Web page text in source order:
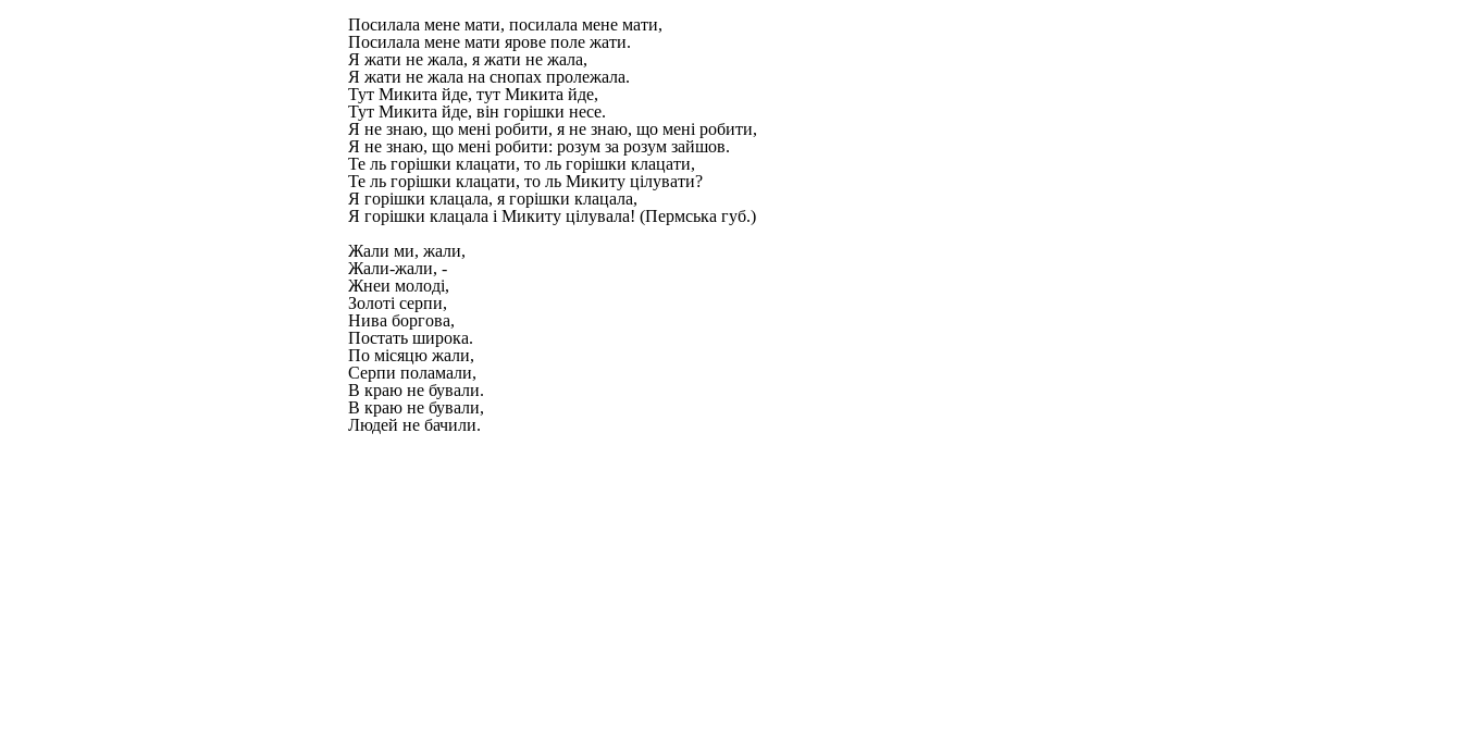
Посилала мене мати, посилала мене мати,
Посилала мене мати ярове поле жати.
Я жати не жала, я жати не жала,
Я жати не жала на снопах пролежала.
Тут Микита йде, тут Микита йде,
Тут Микита йде, він горішки несе.
Я не знаю, що мені робити, я не знаю, що мені робити,
Я не знаю, що мені робити: розум за розум зайшов.
Те ль горішки клацати, то ль горішки клацати,
Те ль горішки клацати, то ль Микиту цілувати?
Я горішки клацала, я горішки клацала,
Я горішки клацала і Микиту цілувала! (Пермська губ.)
Жали ми, жали,
Жали-жали, -
Жнеи молоді,
Золоті серпи,
Нива боргова,
Постать широка.
По місяцю жали,
Серпи поламали,
В краю не бували.
В краю не бували,
Людей не бачили.